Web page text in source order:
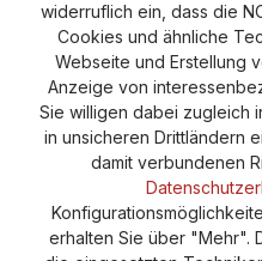
Widerruf
Versand und Zahlung
widerruflich ein, dass die
Cookies und ähnliche
Webseite und Erstellung
Anzeige von
Sie willigen dabei zugleich
in unsicheren Drittländern
damit verbundenen
erhalten Sie über "Mehr".